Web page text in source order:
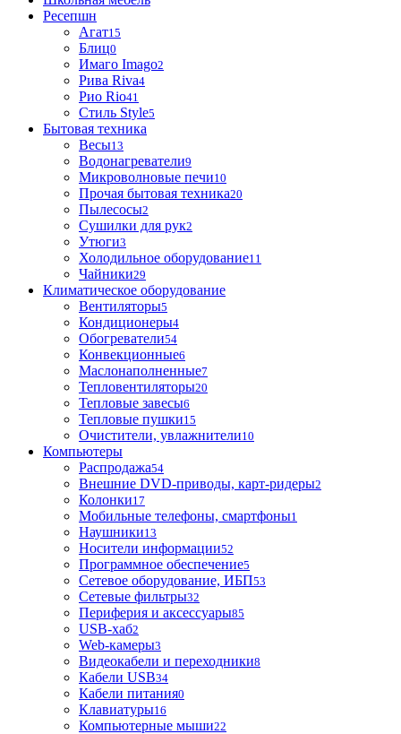
Ресепшн
Агат15
Блиц0
Имаго Imago2
Рива Riva4
Рио Rio41
Стиль Style5
Бытовая техника
Весы13
Водонагреватели9
Микроволновые печи10
Прочая бытовая техника20
Пылесосы2
Сушилки для рук2
Утюги3
Холодильное оборудование11
Чайники29
Климатическое оборудование
Вентиляторы5
Кондиционеры4
Обогреватели54
Конвекционные6
Маслонаполненные7
Тепловентиляторы20
Тепловые завесы6
Тепловые пушки15
Очистители, увлажнители10
Компьютеры
Распродажа54
Внешние DVD-приводы, карт-ридеры2
Колонки17
Мобильные телефоны, смартфоны1
Наушники13
Носители информации52
Программное обеспечение5
Сетевое оборудование, ИБП53
Сетевые фильтры32
Периферия и аксессуары85
USB-хаб2
Web-камеры3
Видеокабели и переходники8
Кабели USB34
Кабели питания0
Клавиатуры16
Компьютерные мыши22